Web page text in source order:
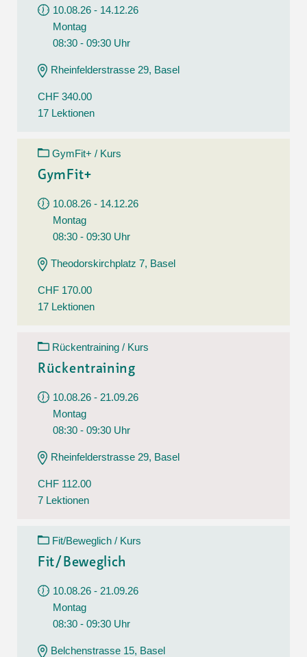
10.08.26 - 14.12.26
Montag
08:30 - 09:30 Uhr
Rheinfelderstrasse 29, Basel
CHF 340.00
17 Lektionen
GymFit+ / Kurs
GymFit+
10.08.26 - 14.12.26
Montag
08:30 - 09:30 Uhr
Theodorskirchplatz 7, Basel
CHF 170.00
17 Lektionen
Rückentraining / Kurs
Rückentraining
10.08.26 - 21.09.26
Montag
08:30 - 09:30 Uhr
Rheinfelderstrasse 29, Basel
CHF 112.00
7 Lektionen
Fit/Beweglich / Kurs
Fit/Beweglich
10.08.26 - 21.09.26
Montag
08:30 - 09:30 Uhr
Belchenstrasse 15, Basel